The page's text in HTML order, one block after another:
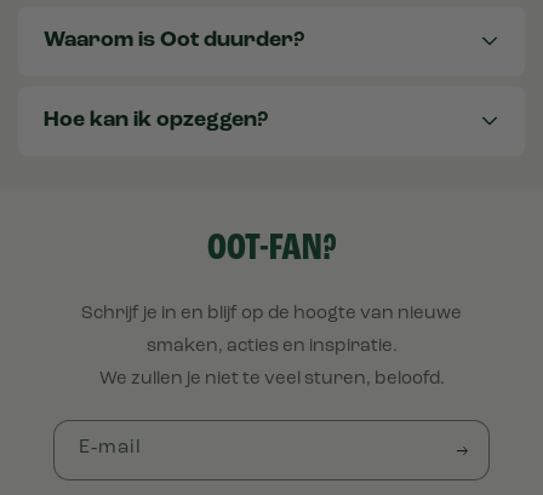
Waarom is Oot duurder?
Hoe kan ik opzeggen?
OOT-FAN?
Schrijf je in en blijf op de hoogte van nieuwe
smaken, acties en inspiratie.
We zullen je niet te veel sturen, beloofd.
E‑mail